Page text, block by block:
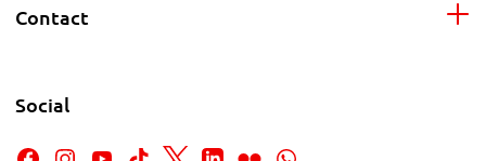
Contact
Social